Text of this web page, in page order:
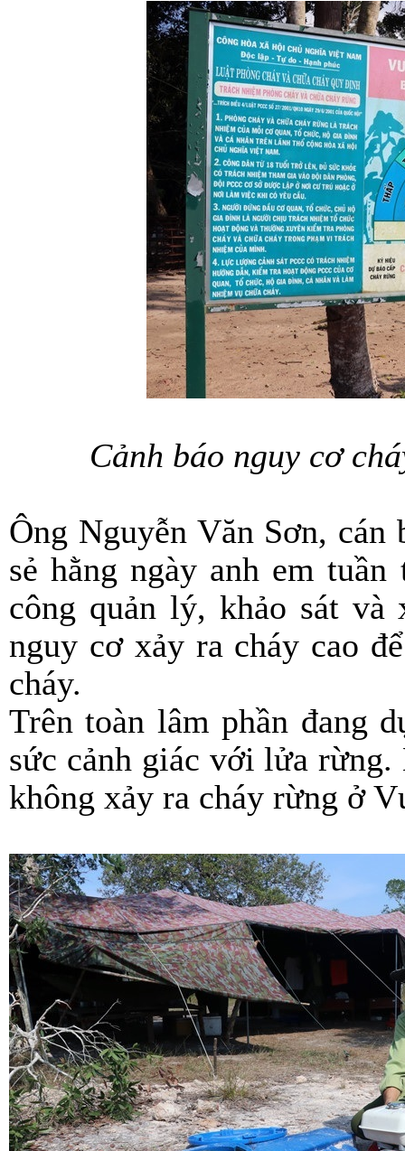
Cảnh báo nguy cơ
Ông Nguyễn Văn Sơn,
sẻ hằng ngày anh em
công quản lý, khảo sát
nguy cơ xảy ra cháy cao
cháy.
Trên toàn lâm phần đang
sức cảnh giác với lửa
không xảy ra cháy rừng ở